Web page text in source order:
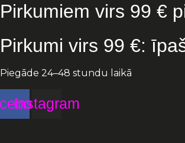
Pirkumiem virs 99 €
Pirkumi virs 99 €:
Piegāde 24–48 stundu laikā
Instagram